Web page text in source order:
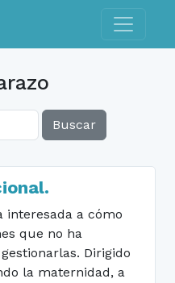
Toggle
Buscar
interesada a cómo
que no ha
Dirigido
la maternidad, a